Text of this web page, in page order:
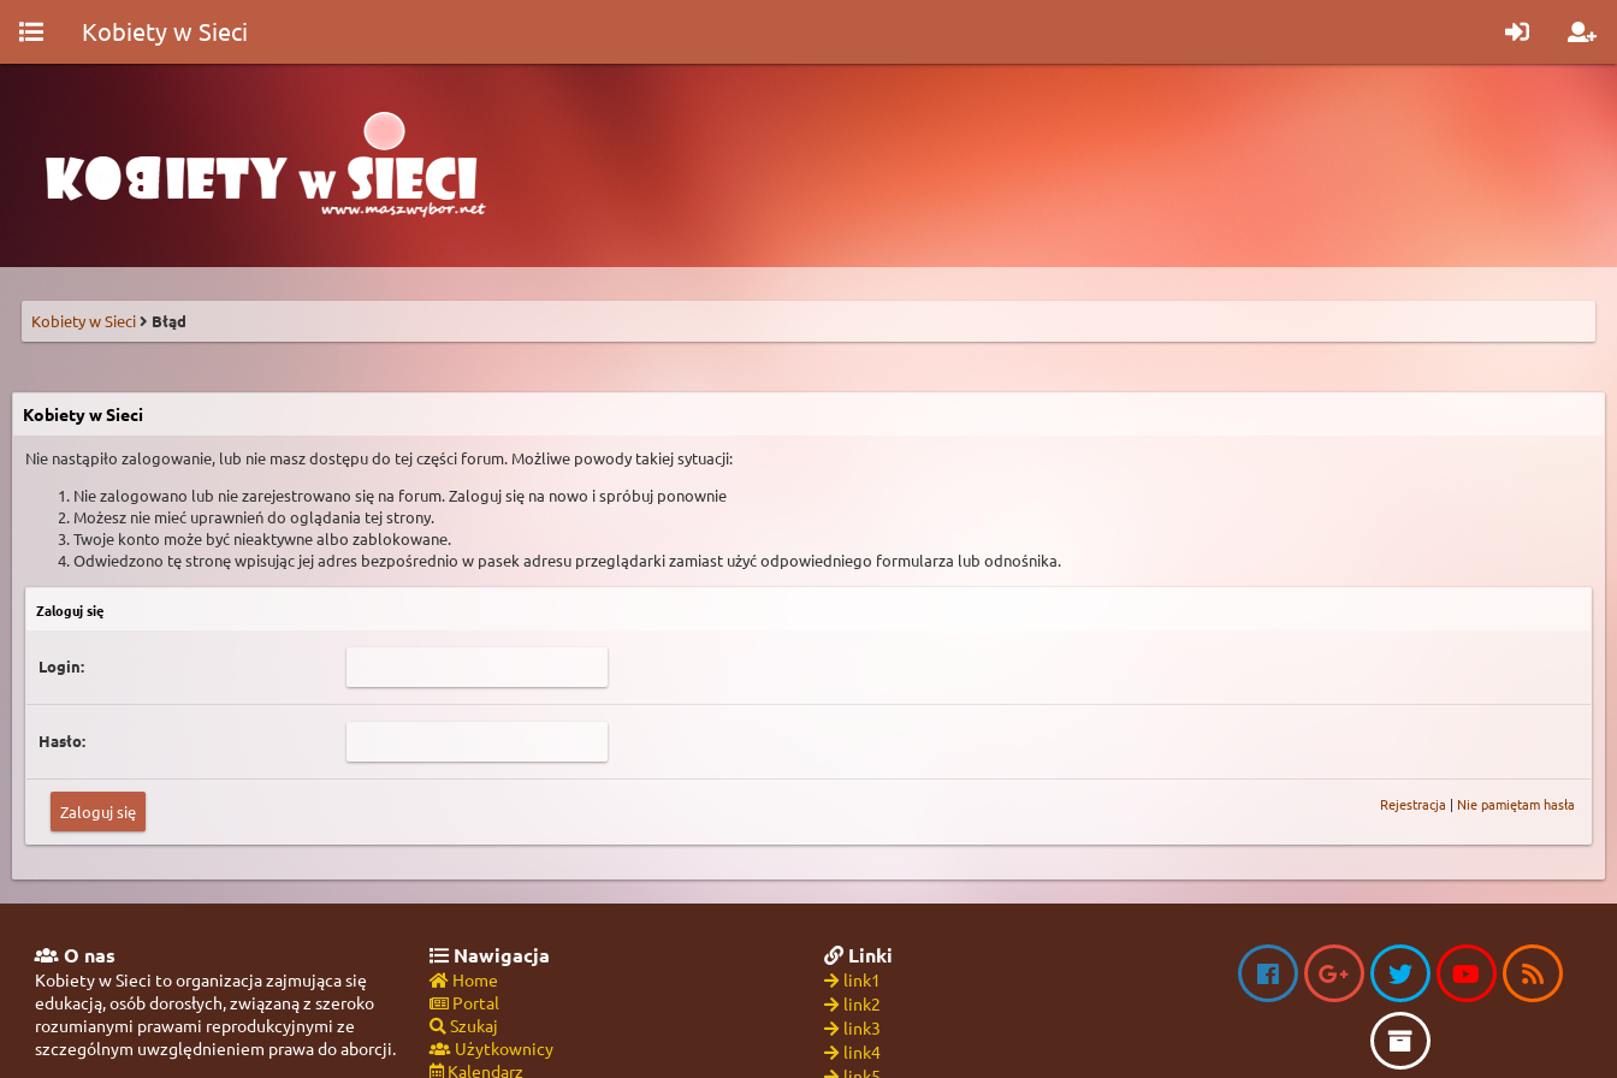
Kobiety w Sieci
Kobiety w Sieci Błąd
Kobiety w Sieci
Nie nastąpiło zalogowanie, lub nie masz dostępu do tej części forum. Możliwe powody takiej sytuacji:
Nie zalogowano lub nie zarejestrowano się na forum. Zaloguj się na nowo i spróbuj ponownie
Możesz nie mieć uprawnień do oglądania tej strony.
Twoje konto może być nieaktywne albo zablokowane.
Odwiedzono tę stronę wpisując jej adres bezpośrednio w pasek adresu przeglądarki zamiast użyć odpowiedniego formularza lub odnośnika.
Zaloguj się
Login:
Hasło:
Rejestracja | Nie pamiętam hasła
O nas
Kobiety w Sieci to organizacja zajmująca się
edukacją, osób dorosłych, związaną z szeroko
rozumianymi prawami reprodukcyjnymi ze
szczególnym uwzględnieniem prawa do aborcji.
Nawigacja
Home
Portal
Szukaj
Użytkownicy
Kalendarz
Linki
link1
link2
link3
link4